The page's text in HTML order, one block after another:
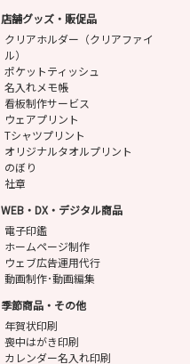
店舗グッズ・販促品
クリアホルダー（クリアファイ
ル）
ポケットティッシュ
名入れメモ帳
看板制作サービス
ウェアプリント
Tシャツプリント
オリジナルタオルプリント
のぼり
社章
WEB・DX・デジタル商品
電子印鑑
ホームページ制作
ウェブ広告運用代行
動画制作･動画編集
季節商品・その他
年賀状印刷
喪中はがき印刷
カレンダー名入れ印刷